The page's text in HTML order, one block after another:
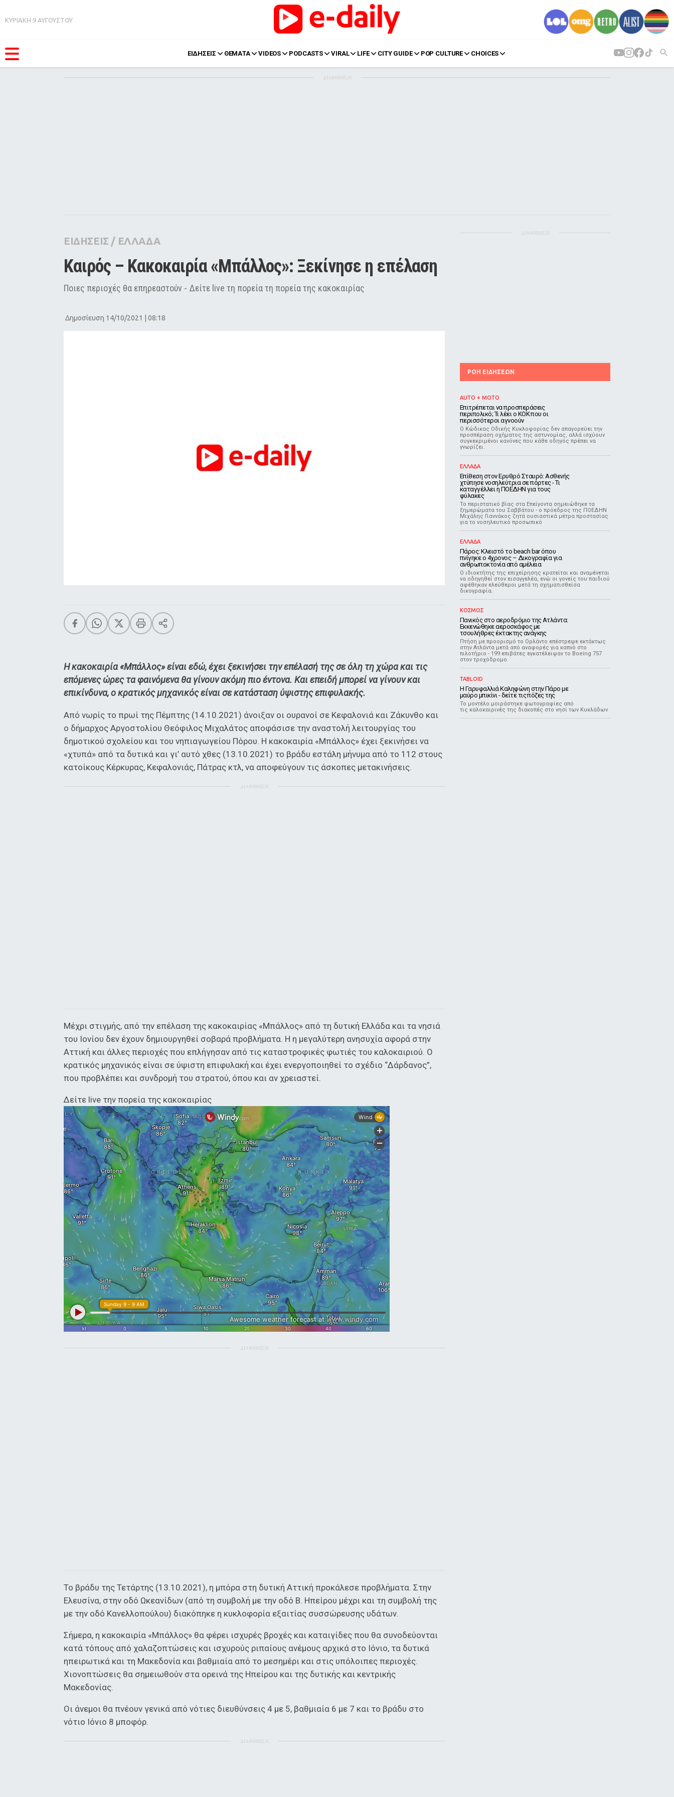
ΚΥΡΙΑΚΗ 9 ΑΥΓΟΥΣΤΟΥ
ΕΙΔΗΣΕΙΣ ΘΕΜΑΤΑ VIDEOS PODCASTS VIRAL LIFE CITY GUIDE POP CULTURE CHOICES
Pop Culture
Agenda
ΔΙΑΦΗΜΙΣΗ
ΕΙΔΗΣΕΙΣ / ΕΛΛΑΔΑ
Καιρός – Κακοκαιρία «Μπάλλος»: Ξεκίνησε η επέλαση
Ποιες περιοχές θα επηρεαστούν - Δείτε live τη πορεία τη πορεία της κακοκαιρίας
Δημοσίευση 14/10/2021 | 08:18
Η κακοκαιρία «Μπάλλος» είναι εδώ, έχει ξεκινήσει την επέλασή της σε όλη τη χώρα και τις
επόμενες ώρες τα φαινόμενα θα γίνουν ακόμη πιο έντονα. Και επειδή μπορεί να γίνουν και
επικίνδυνα, ο κρατικός μηχανικός είναι σε κατάσταση ύψιστης επιφυλακής.
Από νωρίς το πρωί της Πέμπτης (14.10.2021) άνοιξαν οι ουρανοί σε Κεφαλονιά και Ζάκυνθο και
ο δήμαρχος Αργοστολίου Θεόφιλος Μιχαλάτος αποφάσισε την αναστολή λειτουργίας του
δημοτικού σχολείου και του νηπιαγωγείου Πόρου. Η κακοκαιρία «Μπάλλος» έχει ξεκινήσει να
«χτυπά» από τα δυτικά και γι’ αυτό χθες (13.10.2021) το βράδυ εστάλη μήνυμα από το 112 στους
κατοίκους Κέρκυρας, Κεφαλονιάς, Πάτρας κτλ, να αποφεύγουν τις άσκοπες μετακινήσεις.
ΔΙΑΦΗΜΙΣΗ
Μέχρι στιγμής, από την επέλαση της κακοκαιρίας «Μπάλλος» από τη δυτική Ελλάδα και τα νησιά
του Ιονίου δεν έχουν δημιουργηθεί σοβαρά προβλήματα. Η η μεγαλύτερη ανησυχία αφορά στην
Αττική και άλλες περιοχές που επλήγησαν από τις καταστροφικές φωτιές του καλοκαιριού. Ο
κρατικός μηχανικός είναι σε ύψιστη επιφυλακή και έχει ενεργοποιηθεί το σχέδιο “Δάρδανος”,
που προβλέπει και συνδρομή του στρατού, όπου και αν χρειαστεί.
Δείτε live την πορεία της κακοκαιρίας
ΔΙΑΦΗΜΙΣΗ
Το βράδυ της Τετάρτης (13.10.2021), η μπόρα στη δυτική Αττική προκάλεσε προβλήματα. Στην
Ελευσίνα, στην οδό Ωκεανίδων (από τη συμβολή με την οδό Β. Ηπείρου μέχρι και τη συμβολή της
με την οδό Κανελλοπούλου) διακόπηκε η κυκλοφορία εξαιτίας συσσώρευσης υδάτων.
Σήμερα, η κακοκαιρία «Μπάλλος» θα φέρει ισχυρές βροχές και καταιγίδες που θα συνοδεύονται
κατά τόπους από χαλαζοπτώσεις και ισχυρούς ριπαίους ανέμους αρχικά στο Ιόνιο, τα δυτικά
ηπειρωτικά και τη Μακεδονία και βαθμιαία από το μεσημέρι και στις υπόλοιπες περιοχές.
Χιονοπτώσεις θα σημειωθούν στα ορεινά της Ηπείρου και της δυτικής και κεντρικής
Μακεδονίας.
Οι άνεμοι θα πνέουν γενικά από νότιες διευθύνσεις 4 με 5, βαθμιαία 6 με 7 και το βράδυ στο
νότιο Ιόνιο 8 μποφόρ.
ΔΙΑΦΗΜΙΣΗ
ΔΙΑΦΗΜΙΣΗ
ΡΟΗ ΕΙΔΗΣΕΩΝ
AUTO + MOTO
Επιτρέπεται να προσπεράσεις
περιπολικό; Τι λέει ο ΚΟΚ που οι
περισσότεροι αγνοούν
Ο Κώδικας Οδικής Κυκλοφορίας δεν απαγορεύει την
προσπέραση οχήματος της αστυνομίας, αλλά ισχύουν
συγκεκριμένοι κανόνες που κάθε οδηγός πρέπει να
γνωρίζει.
ΕΛΛΑΔΑ
Επίθεση στον Ερυθρό Σταυρό: Ασθενής
χτύπησε νοσηλεύτρια σε πόρτες - Τι
καταγγέλλει η ΠΟΕΔΗΝ για τους
φύλακες
Το περιστατικό βίας στα Επείγοντα σημειώθηκε τα
ξημερώματα του Σαββάτου - ο πρόεδρος της ΠΟΕΔΗΝ
Μιχάλης Γιαννάκος ζητά ουσιαστικά μέτρα προστασίας
για το νοσηλευτικό προσωπικό
ΕΛΛΑΔΑ
Πάρος: Κλειστό το beach bar όπου
πνίγηκε ο 4χρονος – Δικογραφία για
ανθρωποκτονία από αμέλεια
Ο ιδιοκτήτης της επιχείρησης κρατείται και αναμένεται
να οδηγηθεί στον εισαγγελέα, ενώ οι γονείς του παιδιού
αφέθηκαν ελεύθεροι μετά τη σχηματισθείσα
δικογραφία.
ΚΟΣΜΟΣ
Πανικός στο αεροδρόμιο της Ατλάντα:
Εκκενώθηκε αεροσκάφος με
τσουλήθρες έκτακτης ανάγκης
Πτήση με προορισμό το Ορλάντο επέστρεψε εκτάκτως
στην Ατλάντα μετά από αναφορές για καπνό στο
πιλοτήριο - 199 επιβάτες εγκατέλειψαν το Boeing 757
στον τροχόδρομο.
TABLOID
Η Γαρυφαλλιά Καληφώνη στην Πάρο με
μαύρο μπικίνι - δείτε τις πόζες της
Το μοντέλο μοιράστηκε φωτογραφίες από
τις καλοκαιρινές της διακοπές στο νησί των Κυκλάδων